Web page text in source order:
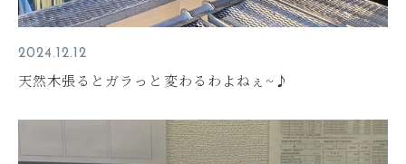
2024.12.12
天然木張るとガラっと変わるわよねぇ~♪